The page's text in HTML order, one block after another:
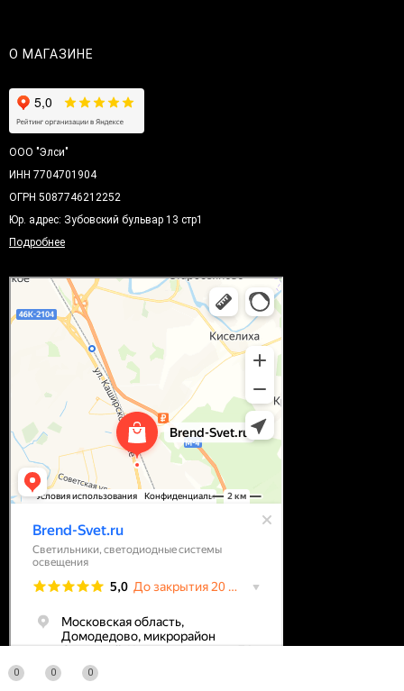
О МАГАЗИНЕ
ООО "Элси"
ИНН 7704701904
ОГРН 5087746212252
Юр. адрес: Зубовский бульвар 13 стр1
Подробнее
0 0 0